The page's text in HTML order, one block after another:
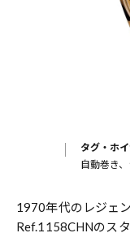
タグ・ホ
自動巻き
1970年代のレジェ
Ref.1158CHNのスタ